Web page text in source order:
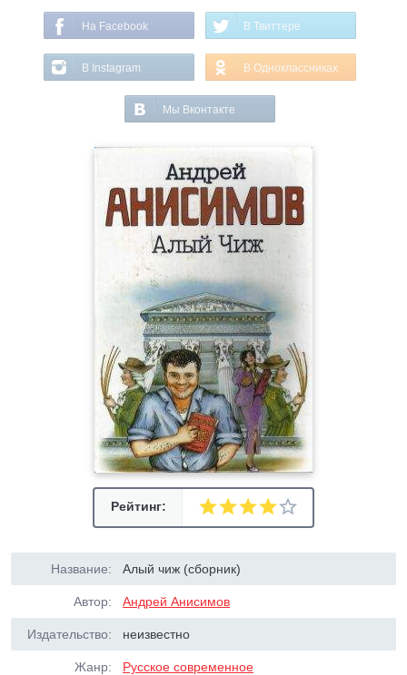
На Facebook В Твиттере
В Instagram В Одноклассниках
Мы Вконтакте
Рейтинг:
Название: Алый чиж (сборник)
Автор: Андрей Анисимов
Издательство: неизвестно
Жанр: Русское современное